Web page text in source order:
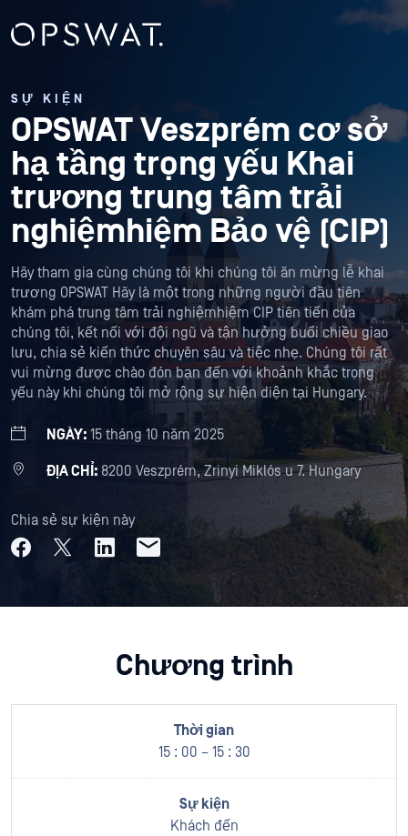
SỰ KIỆN
OPSWAT Veszprém cơ sở
hạ tầng trọng yếu Khai
trương trung tâm trải
nghiệmhiệm Bảo vệ (CIP)
Hãy tham gia cùng chúng tôi khi chúng tôi ăn mừng lễ khai
trương OPSWAT Hãy là một trong những người đầu tiên
khám phá trung tâm trải nghiệmhiệm CIP tiên tiến của
chúng tôi, kết nối với đội ngũ và tận hưởng buổi chiều giao
lưu, chia sẻ kiến thức chuyên sâu và tiệc nhẹ. Chúng tôi rất
vui mừng được chào đón bạn đến với khoảnh khắc trọng
yếu này khi chúng tôi mở rộng sự hiện diện tại Hungary.
NGÀY: 15 tháng 10 năm 2025
ĐỊA CHỈ: 8200 Veszprém, Zrinyi Miklós u 7. Hungary
Chia sẻ sự kiện này
Chương trình
15 : 00 – 15 : 30
Khách đến